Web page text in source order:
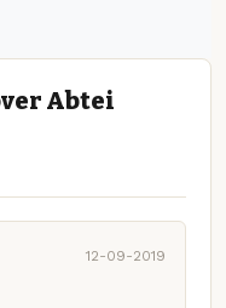
Abtei
12-09-2019